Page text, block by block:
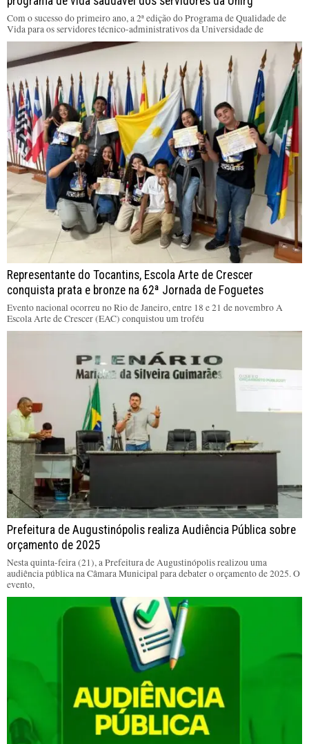
Com o sucesso do primeiro ano, a 2ª edição do Programa de Qualidade de
Vida para os servidores técnico-administrativos da Universidade de
Representante do Tocantins, Escola Arte de Crescer
conquista prata e bronze na 62ª Jornada de Foguetes
Evento nacional ocorreu no Rio de Janeiro, entre 18 e 21 de novembro A
Escola Arte de Crescer (EAC) conquistou um troféu
Prefeitura de Augustinópolis realiza Audiência Pública sobre
orçamento de 2025
Nesta quinta-feira (21), a Prefeitura de Augustinópolis realizou uma
audiência pública na Câmara Municipal para debater o orçamento de 2025. O
evento,